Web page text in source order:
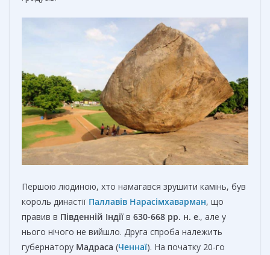
Першою людиною, хто намагався зрушити камінь, був
король династії Паллавів Нарасімхаварман, що
правив в Південній Індії в 630-668 рр. н. е., але у
нього нічого не вийшло. Друга спроба належить
губернатору Мадраса (Ченнаї). На початку 20-го